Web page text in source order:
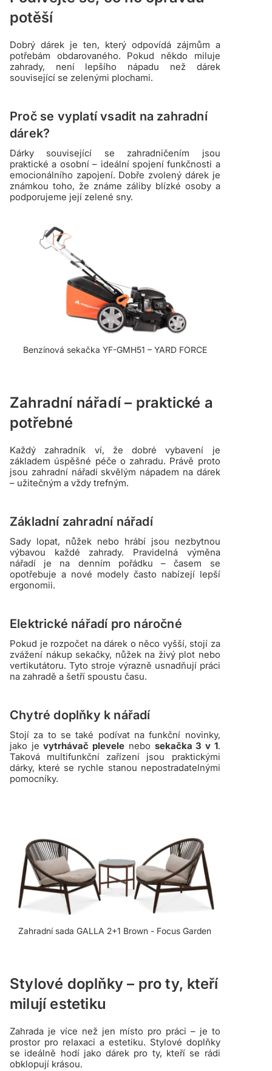
potěší
Dobrý dárek je ten, který odpovídá zájmům a
potřebám obdarovaného. Pokud někdo miluje
zahrady, není lepšího nápadu než dárek
související se zelenými plochami.
Proč se vyplatí vsadit na zahradní
dárek?
Dárky související se zahradničením jsou
praktické a osobní – ideální spojení funkčnosti a
emocionálního zapojení. Dobře zvolený dárek je
známkou toho, že známe záliby blízké osoby a
podporujeme její zelené sny.
Benzínová sekačka YF-GMH51 – YARD FORCE
Zahradní nářadí – praktické a
potřebné
Každý zahradník ví, že dobré vybavení je
základem úspěšné péče o zahradu. Právě proto
jsou zahradní nářadí skvělým nápadem na dárek
– užitečným a vždy trefným.
Základní zahradní nářadí
Sady lopat, nůžek nebo hrábí jsou nezbytnou
výbavou každé zahrady. Pravidelná výměna
nářadí je na denním pořádku – časem se
opotřebuje a nové modely často nabízejí lepší
ergonomii.
Elektrické nářadí pro náročné
Pokud je rozpočet na dárek o něco vyšší, stojí za
zvážení nákup sekačky, nůžek na živý plot nebo
vertikutátoru. Tyto stroje výrazně usnadňují práci
na zahradě a šetří spoustu času.
Chytré doplňky k nářadí
Stojí za to se také podívat na funkční novinky,
jako jevytrhávač plevele nebo sekačka 3 v 1.
Taková multifunkční zařízení jsou praktickými
dárky, které se rychle stanou nepostradatelnými
pomocníky.
Zahradní sada GALLA 2+1 Brown - Focus Garden
Stylové doplňky – pro ty, kteří
milují estetiku
Zahrada je více než jen místo pro práci – je to
prostor pro relaxaci a estetiku. Stylové doplňky
se ideálně hodí jako dárek pro ty, kteří se rádi
obklopují krásou.